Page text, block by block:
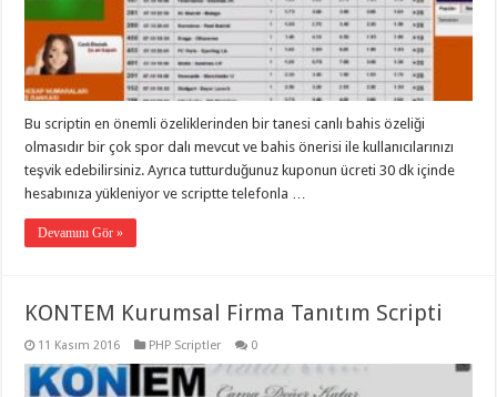
Bu scriptin en önemli özeliklerinden bir tanesi canlı bahis özeliği
olmasıdır bir çok spor dalı mevcut ve bahis önerisi ile kullanıcılarınızı
teşvik edebilirsiniz. Ayrıca tutturduğunuz kuponun ücreti 30 dk içinde
hesabınıza yükleniyor ve scriptte telefonla …
Devamını Gör »
KONTEM Kurumsal Firma Tanıtım Scripti
11 Kasım 2016 PHP Scriptler 0